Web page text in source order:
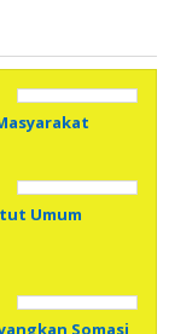
Umum
Somasi